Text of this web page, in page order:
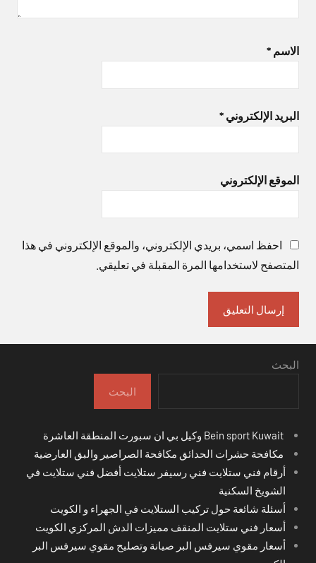
الاسم *
البريد الإلكتروني *
الموقع الإلكتروني
احفظ اسمي، بريدي الإلكتروني، والموقع الإلكتروني في هذا
المتصفح لاستخدامها المرة المقبلة في تعليقي.
البحث
البحث
مكافحة حشرات الحدائق مكافحة الصراصير والبق العارضية
أرقام فني ستلايت فني رسيفر ستلايت أفضل فني ستلايت في
الشويخ السكنية
أسئلة شائعة حول تركيب الستلايت في الجهراء و الكويت
أسعار فني ستلايت المنقف مميزات الدش المركزي الكويت
أسعار مقوي سيرفس البر صيانة وتصليح مقوي سيرفس البر